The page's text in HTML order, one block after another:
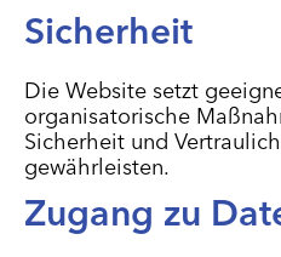
Sicherheit
Die Website setzt
organisatorische
Sicherheit und
gewährleisten.
Zugang zu